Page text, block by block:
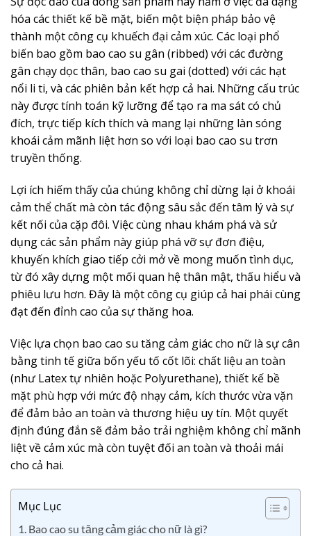
hóa các thiết kế bề mặt, biến một biện pháp bảo vệ
thành một công cụ khuếch đại cảm xúc. Các loại phổ
biến bao gồm bao cao su gân (ribbed) với các đường
gân chạy dọc thân, bao cao su gai (dotted) với các hạt
nổi li ti, và các phiên bản kết hợp cả hai. Những cấu trúc
này được tính toán kỹ lưỡng để tạo ra ma sát có chủ
đích, trực tiếp kích thích và mang lại những làn sóng
khoái cảm mãnh liệt hơn so với loại bao cao su trơn
truyền thống.
Lợi ích hiếm thấy của chúng không chỉ dừng lại ở khoái
cảm thể chất mà còn tác động sâu sắc đến tâm lý và sự
kết nối của cặp đôi. Việc cùng nhau khám phá và sử
dụng các sản phẩm này giúp phá vỡ sự đơn điệu,
khuyến khích giao tiếp cởi mở về mong muốn tình dục,
từ đó xây dựng một mối quan hệ thân mật, thấu hiểu và
phiêu lưu hơn. Đây là một công cụ giúp cả hai phái cùng
đạt đến đỉnh cao của sự thăng hoa.
Việc lựa chọn bao cao su tăng cảm giác cho nữ là sự cân
bằng tinh tế giữa bốn yếu tố cốt lõi: chất liệu an toàn
(như Latex tự nhiên hoặc Polyurethane), thiết kế bề
mặt phù hợp với mức độ nhạy cảm, kích thước vừa vặn
để đảm bảo an toàn và thương hiệu uy tín. Một quyết
định đúng đắn sẽ đảm bảo trải nghiệm không chỉ mãnh
liệt về cảm xúc mà còn tuyệt đối an toàn và thoải mái
cho cả hai.
Mục Lục
1. Bao cao su tăng cảm giác cho nữ là gì?